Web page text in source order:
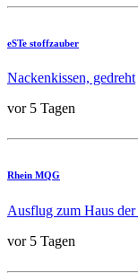
eSTe stoffzauber
Nackenkissen, gedreht
vor 5 Tagen
Rhein MQG
Ausflug zum Haus
vor 5 Tagen